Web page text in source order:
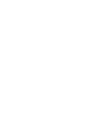
至「AFTEE先享後付」
帳。
完成。
需要取消訂單，請聯絡
效，需透過AFTEE先享
面顯示為準，若有關於